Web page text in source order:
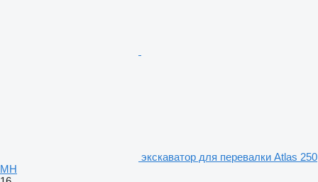
экскаватор для перевалки Atlas 250
MH